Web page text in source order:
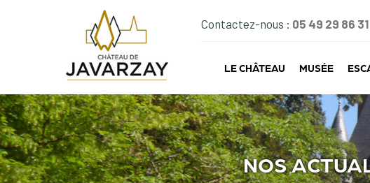
Contactez-nous : 05 49 29 86 31
LE CHÂTEAU MUSÉE
NOS